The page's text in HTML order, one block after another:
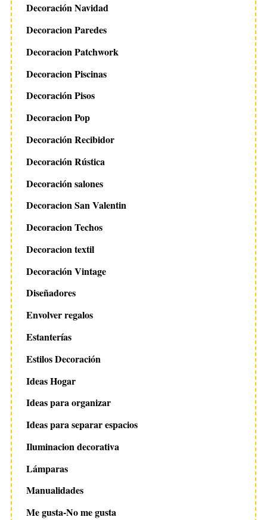
Decoración Navidad
Decoracion Paredes
Decoracion Patchwork
Decoracion Piscinas
Decoración Pisos
Decoracion Pop
Decoración Recibidor
Decoración Rústica
Decoración salones
Decoracion San Valentin
Decoracion Techos
Decoracion textil
Decoración Vintage
Diseñadores
Envolver regalos
Estanterías
Estilos Decoración
Ideas Hogar
Ideas para organizar
Ideas para separar espacios
Iluminacion decorativa
Lámparas
Manualidades
Me gusta-No me gusta